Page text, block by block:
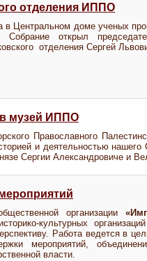
отделения ИППО
в Центральном доме ученых
Собрание открыл
отделения Сергей
музей ИППО
Православного
и деятельностью
Сергии Александровиче и
организации
культурных
Работа ведется в
мероприятий,
власти.